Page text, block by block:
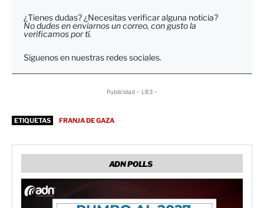
¿Tienes dudas? ¿Necesitas verificar alguna noticia?
No dudes en enviarnos un correo, con gusto la
verificamos por tí.
Síguenos en nuestras redes sociales.
Publicidad - LB3 -
ETIQUETAS FRANJA DE GAZA
ADN POLLS